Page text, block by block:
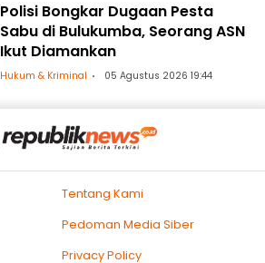
Polisi Bongkar Dugaan Pesta
Sabu di Bulukumba, Seorang ASN
Ikut Diamankan
Hukum & Kriminal 05 Agustus 2026 19:44
Tentang Kami
Pedoman Media Siber
Privacy Policy